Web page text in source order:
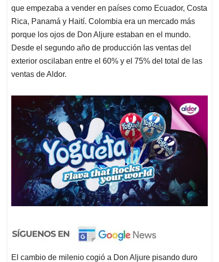
que empezaba a vender en países como Ecuador, Costa
Rica, Panamá y Haití. Colombia era un mercado más
porque los ojos de Don Aljure estaban en el mundo.
Desde el segundo año de producción las ventas del
exterior oscilaban entre el 60% y el 75% del total de las
ventas de Aldor.
El cambio de milenio cogió a Don Aljure pisando duro